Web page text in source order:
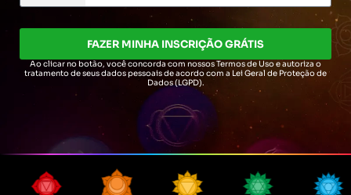
FAZER MINHA INSCRIÇÃO GRÁTIS
Ao clicar no botão, você concorda com nossos Termos de Usoe autoriza o
tratamento de seus dados pessoais de acordo com a Lei Geral de Proteção de
Dados (LGPD).